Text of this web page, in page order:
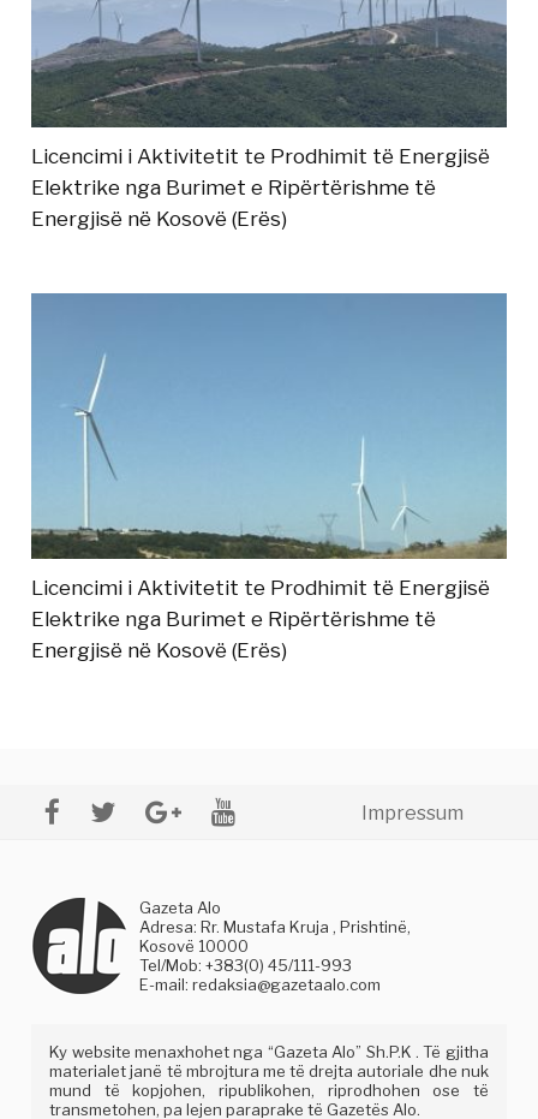
Licencimi i Aktivitetit te Prodhimit të Energjisë
Elektrike nga Burimet e Ripërtërishme të
Energjisë në Kosovë (Erës)
Licencimi i Aktivitetit te Prodhimit të Energjisë
Elektrike nga Burimet e Ripërtërishme të
Energjisë në Kosovë (Erës)
Impressum
Gazeta Alo
Adresa: Rr. Mustafa Kruja , Prishtinë,
Kosovë 10000
Tel/Mob: +383(0) 45/111-993
E-mail:redaksia@gazetaalo.com
Ky website menaxhohet nga “Gazeta Alo” Sh.P.K . Të gjitha
materialet janë të mbrojtura me të drejta autoriale dhe nuk
mund të kopjohen, ripublikohen, riprodhohen ose të
transmetohen, pa lejen paraprake të Gazetës Alo.